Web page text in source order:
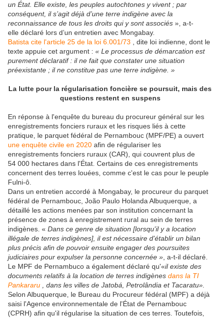
un État. Elle existe, les peuples autochtones y vivent ; par
conséquent, il s’agit déjà d’une terre indigène avec la
reconnaissance de tous les droits qui y sont associés », a-t-
elle déclaré lors d’un entretien avec Mongabay.
Batista cite l'article 25 de la loi 6.001/73 , dite loi indienne, dont le
texte appuie cet argument : « Le processus de démarcation est
purement déclaratif : il ne fait que constater une situation
préexistante ; il ne constitue pas une terre indigène. »
La lutte pour la régularisation foncière se poursuit, mais des
questions restent en suspens
En réponse à l'enquête du bureau du procureur général sur les
enregistrements fonciers ruraux et les risques liés à cette
pratique, le parquet fédéral de Pernambouc (MPF/PE) a ouvert
une enquête civile en 2020 afin de régulariser les
enregistrements fonciers ruraux (CAR), qui couvrent plus de
54 000 hectares dans l'État. Certains de ces enregistrements
concernent des terres louées, comme c'est le cas pour le peuple
Fulni-ô.
Dans un entretien accordé à Mongabay, le procureur du parquet
fédéral de Pernambouc, João Paulo Holanda Albuquerque, a
détaillé les actions menées par son institution concernant la
présence de zones à enregistrement rural au sein de terres
indigènes. « Dans ce genre de situation [lorsqu'il y a location
illégale de terres indigènes], il est nécessaire d'établir un bilan
plus précis afin de pouvoir ensuite engager des poursuites
judiciaires pour expulser la personne concernée » , a-t-il déclaré.
Le MPF de Pernambuco a également déclaré qu'«il existe des
documents relatifs à la location de terres indigènes dans la TI
Pankararu , dans les villes de Jatobá, Petrolândia et Tacaratu».
Selon Albuquerque, le Bureau du Procureur fédéral (MPF) a déjà
saisi l'Agence environnementale de l'État de Pernambouc
(CPRH) afin qu'il régularise la situation de ces terres. Toutefois,